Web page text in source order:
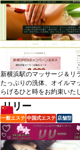
新横浜駅のマッサージ＆リ
たっぷりの洗体、オイルマ
らげるひと時をお約束いた
リリー
一般エステ 中国式エステ 店舗型